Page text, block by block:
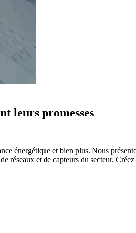
leurs promesses
énergétique et bien plus. Nous
réseaux et de capteurs du secteur.